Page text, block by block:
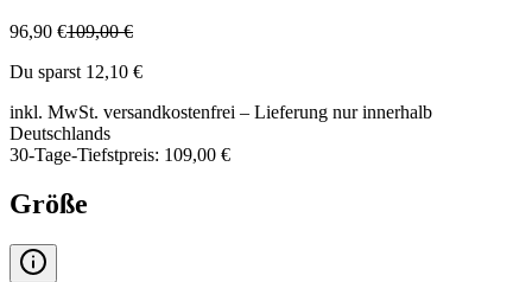
96,90 €109,00 €
Du sparst 12,10 €
inkl. MwSt. versandkostenfrei – Lieferung nur innerhalb
Deutschlands
30-Tage-Tiefstpreis: 109,00 €
Größe